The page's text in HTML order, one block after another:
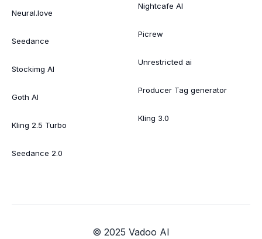
Neural.love
Seedance
Stockimg AI
Goth AI
Kling 2.5 Turbo
Seedance 2.0
Nightcafe AI
Picrew
Unrestricted ai
Producer Tag generator
Kling 3.0
© 2025 Vadoo AI